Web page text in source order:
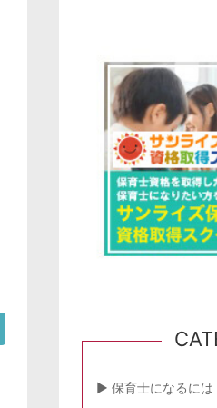
保育士になるには